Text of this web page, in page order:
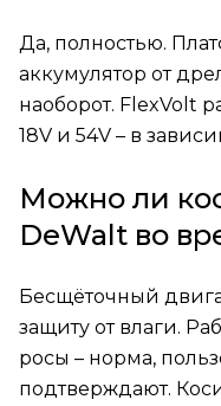
Да, полностью.
аккумулятор от
наоборот. FlexVolt
18V и 54V – в
Можно ли
DeWalt во
Бесщёточный
защиту от влаги.
росы – норма,
подтверждают.